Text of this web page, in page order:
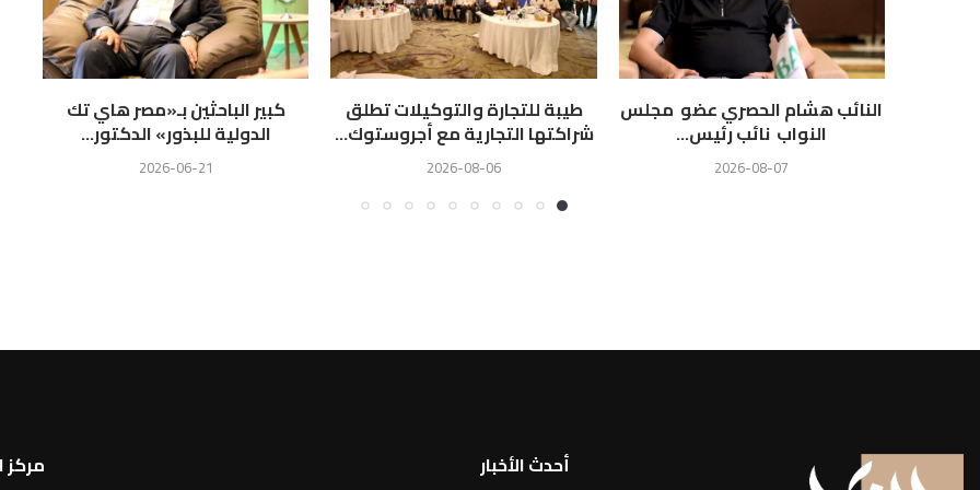
النائب هشام الحصري عضو مجلس
النواب نائب رئيس...
2026-08-07
طيبة للتجارة والتوكيلات تطلق
شراكتها التجارية مع أجروستوك...
2026-08-06
كبير الباحثين بـ«مصر هاي تك
الدولية للبذور» الدكتور...
2026-06-21
أحدث الأخبار